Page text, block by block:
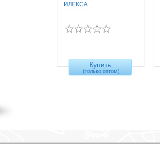
ИЛЕКСА
Купить
(только оптом)